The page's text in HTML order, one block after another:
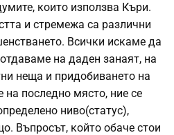
които използва Къри.
и стремежа са различни
Всички искаме да
на даден занаят, на
неща и придобиването на
последно място, ние се
ниво(статус),
Въпросът, който обаче стои